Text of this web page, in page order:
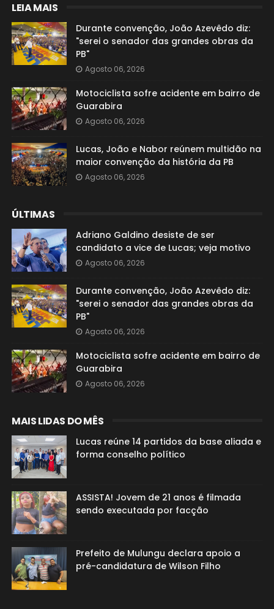
LEIA MAIS
Durante convenção, João Azevêdo diz:
"serei o senador das grandes obras da
PB"
Agosto 06, 2026
Motociclista sofre acidente em bairro de
Guarabira
Agosto 06, 2026
Lucas, João e Nabor reúnem multidão na
maior convenção da história da PB
Agosto 06, 2026
ÚLTIMAS
Adriano Galdino desiste de ser
candidato a vice de Lucas; veja motivo
Agosto 06, 2026
Durante convenção, João Azevêdo diz:
"serei o senador das grandes obras da
PB"
Agosto 06, 2026
Motociclista sofre acidente em bairro de
Guarabira
Agosto 06, 2026
MAIS LIDAS DO MÊS
Lucas reúne 14 partidos da base aliada e
forma conselho político
ASSISTA! Jovem de 21 anos é filmada
sendo executada por facção
Prefeito de Mulungu declara apoio a
pré-candidatura de Wilson Filho